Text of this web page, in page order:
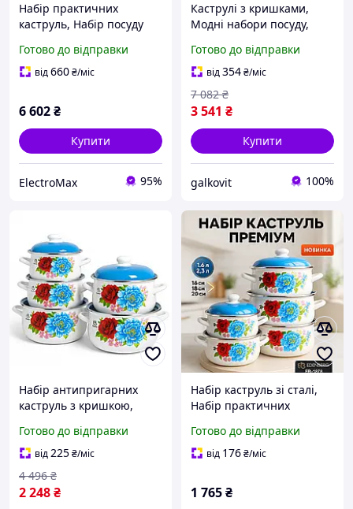
Набір практичних
каструль, Набір посуду
Каструля з нержавіючої
сталі ZX-26
Готово до відправки
від660₴/міс
6 602₴
Купити
ElectroMax 95%
Каструлі з кришками,
Модні набори посуду,
сталі, Набір практичних
каструль DK-84
Готово до відправки
від354₴/міс
3 541 ₴
7 082 ₴
Купити
galkovit 100%
Набір антипригарних
каструль з кришкою,
каструль посуду для дому
UF-22
Готово до відправки
від225₴/міс
2 248₴
4 496 ₴
Набір каструль зі сталі,
Набір практичних
каструль Комплект UE-37
Готово до відправки
від 176₴/міс
1 765₴